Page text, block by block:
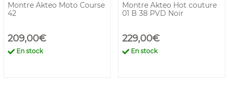
Montre Akteo Moto Course
42
209,00€
En stock
Montre Akteo Hot couture
01 B 38 PVD Noir
229,00€
En stock